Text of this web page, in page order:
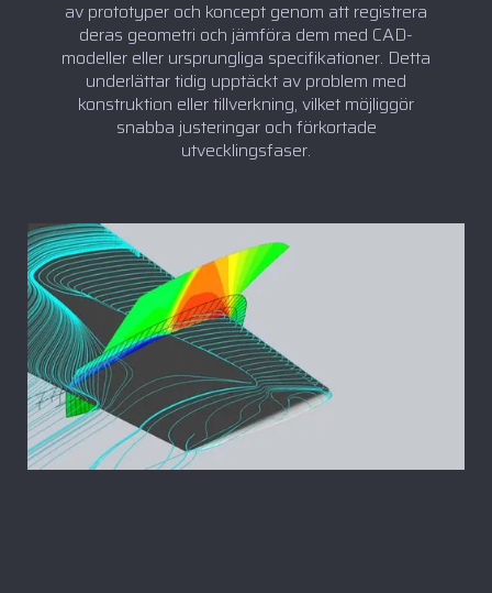
av prototyper och koncept genom att registrera
deras geometri och jämföra dem med CAD-
modeller eller ursprungliga specifikationer. Detta
underlättar tidig upptäckt av problem med
konstruktion eller tillverkning, vilket möjliggör
snabba justeringar och förkortade
utvecklingsfaser.